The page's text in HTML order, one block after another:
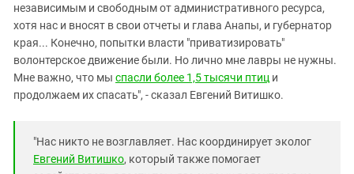
независимым и свободным от административного ресурса,
хотя нас и вносят в свои отчеты и глава Анапы, и губернатор
края... Конечно, попытки власти "приватизировать"
волонтерское движение были. Но лично мне лавры не нужны.
Мне важно, что мы спасли более 1,5 тысячи птиц и
продолжаем их спасать", - сказал Евгений Витишко.
"Нас никто не возглавляет. Нас координирует эколог
Евгений Витишко, который также помогает